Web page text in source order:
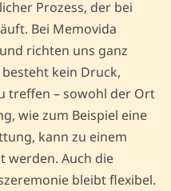
Prozess, der bei
Bei Memovida
richten uns ganz
kein Druck,
treffen – sowohl der Ort
wie zum Beispiel eine
kann zu einem
werden. Auch die
bleibt flexibel.